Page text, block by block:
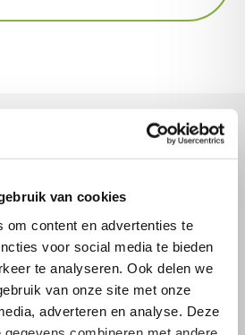
van cookies
om content en advertenties te
voor social media te bieden
te analyseren. Ook delen we
van onze site met onze
adverteren en analyse. Deze
begeleiding?
die je nodig hebt
begeleiding? Maar weet
hulp bij jou past?